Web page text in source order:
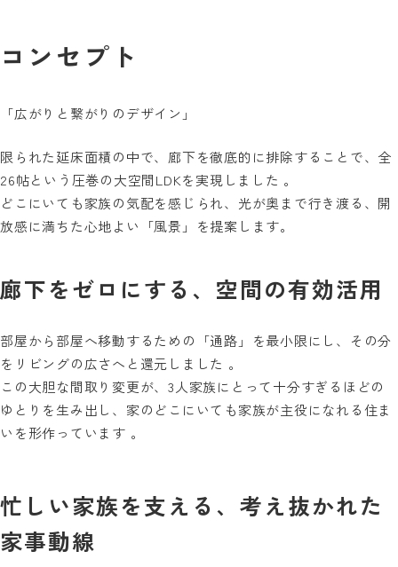
コンセプト
「広がりと繋がりのデザイン」
限られた延床面積の中で、廊下を徹底的に排除することで、全
26帖という圧巻の大空間LDKを実現しました 。
どこにいても家族の気配を感じられ、光が奥まで行き渡る、開
放感に満ちた心地よい「風景」を提案します。
廊下をゼロにする、空間の有効活用
部屋から部屋へ移動するための「通路」を最小限にし、その分
をリビングの広さへと還元しました 。
この大胆な間取り変更が、3人家族にとって十分すぎるほどの
ゆとりを生み出し、家のどこにいても家族が主役になれる住ま
いを形作っています 。
忙しい家族を支える、考え抜かれた
家事動線